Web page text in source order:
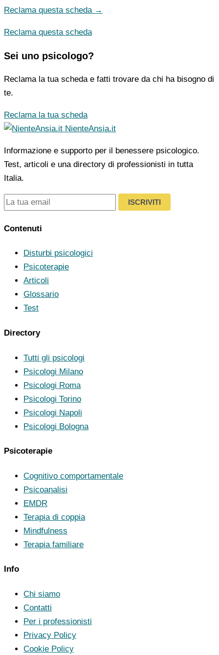
Reclama questa scheda →
Reclama questa scheda
Sei uno psicologo?
Reclama la tua scheda e fatti trovare da chi ha bisogno di
te.
Reclama la tua scheda
NienteAnsia.it
Informazione e supporto per il benessere psicologico.
Test, articoli e una directory di professionisti in tutta
Italia.
ISCRIVITI
Contenuti
Disturbi psicologici
Psicoterapie
Articoli
Glossario
Test
Directory
Tutti gli psicologi
Psicologi Milano
Psicologi Roma
Psicologi Torino
Psicologi Napoli
Psicologi Bologna
Psicoterapie
Cognitivo comportamentale
Psicoanalisi
EMDR
Terapia di coppia
Mindfulness
Terapia familiare
Info
Chi siamo
Contatti
Per i professionisti
Privacy Policy
Cookie Policy